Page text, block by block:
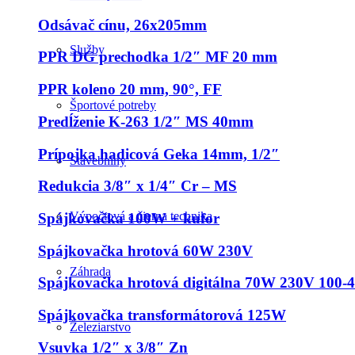
Služby
Športové potreby
Stavebniny
Výpočtová a čierna technika
Záhrada
Železiarstvo
Odsávač cínu, 26x205mm
PPR DG prechodka 1/2″ MF 20 mm
PPR koleno 20 mm, 90°, FF
Predĺženie K-263 1/2″ MS 40mm
Prípojka hadicová Geka 14mm, 1/2″
Redukcia 3/8″ x 1/4″ Cr – MS
Spájkovačka 100W + kufor
Spájkovačka hrotová 60W 230V
Spájkovačka hrotová digitálna 70W 230V 100-
Spájkovačka transformátorová 125W
Vsuvka 1/2″ x 3/8″ Zn